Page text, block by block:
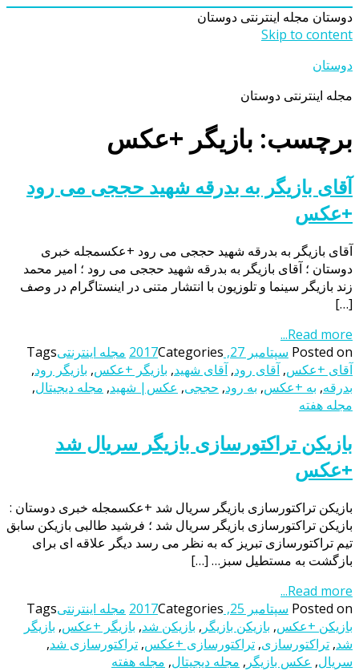
دوستان مجله اینترنتی دوستان
Skip to content
دوستان
مجله اینترنتی دوستان
برچسب: بازیگر +عکس
آقای بازیگر به بدرقه شهید حججی می رود
+عکس
آقای بازیگر به بدرقه شهید حججی می رود +عکسمجله خبری
دوستان ؛ آقای بازیگر به بدرقه شهید حججی می رود ؛ امیر محمد
زند بازیگر سینما و تلوزیون با انتشار متنی در اینستاگرام در وصف
[…]
Read more...
Posted on سپتامبر 27, 2017 Categories مجله اینترنتیTags
آقای +عکس, آقای رود, آقای شهید, بازیگر +عکس, بازیگر رود,
بدرقه, به +عکس, به رود, حججی, عکس| شهید, مجله دیجیتال,
مجله هفته
بازیکن تراکتورسازی بازیگر سریال شد
+عکس
بازیکن تراکتورسازی بازیگر سریال شد +عکسمجله خبری دوستان :
بازیکن تراکتورسازی بازیگر سریال شد ؛ فرشید طالبی بازیکن سابق
تیم تراکتورسازی تبریز که به نظر می رسد دیگر علاقه ای برای
بازگشت به مستطیل سبز… […]
Read more...
Posted on سپتامبر 25, 2017 Categories مجله اینترنتیTags
بازیکن +عکس, بازیکن بازیگر , بازیکن شد, بازیگر +عکس, بازیگر
شد, تراکتورسازی, تراکتورسازی +عکس, تراکتورسازی شد,
سریال, عکس بازیگر , مجله دیجیتال, مجله هفته